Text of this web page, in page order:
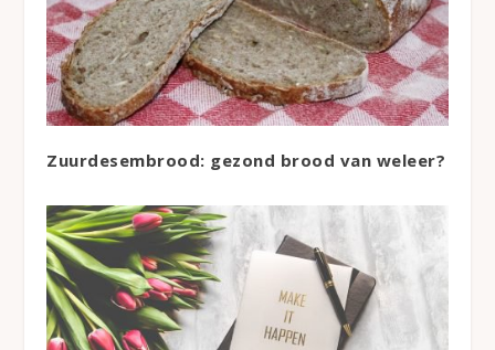
Zuurdesembrood: gezond brood van weleer?